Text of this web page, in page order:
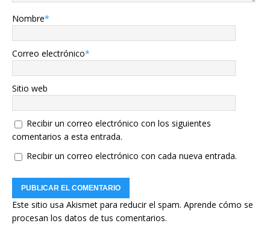
Nombre*
Correo electrónico*
Sitio web
Recibir un correo electrónico con los siguientes
comentarios a esta entrada.
Recibir un correo electrónico con cada nueva entrada.
Este sitio usa Akismet para reducir el spam. Aprende cómo se
procesan los datos de tus comentarios.